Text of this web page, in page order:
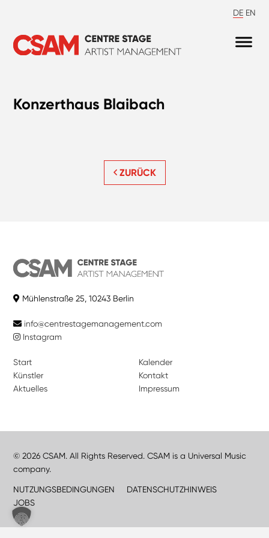
DE EN
Konzerthaus Blaibach
ZURÜCK
Mühlenstraße 25, 10243 Berlin
info@centrestagemanagement.com
Instagram
Start
Künstler
Aktuelles
Kalender
Kontakt
Impressum
© 2026 CSAM. All Rights Reserved. CSAM is a Universal Music
company.
NUTZUNGSBEDINGUNGEN
DATENSCHUTZHINWEIS
JOBS